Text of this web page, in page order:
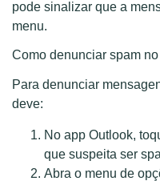
pode sinalizar que a
menu.
Como denunciar spam
Para denunciar
deve:
No app Outlook,
que suspeita ser
Abra o menu de